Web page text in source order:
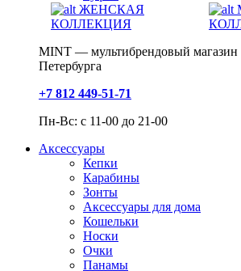
ЖЕНСКАЯ
КОЛЛЕКЦИЯ
MINT — мультибрендовый магазин
Петербурга
+7 812 449-51-71
Пн-Вс: с 11-00 до 21-00
Аксессуары
Кепки
Карабины
Зонты
Аксессуары для дома
Кошельки
Носки
Очки
Панамы